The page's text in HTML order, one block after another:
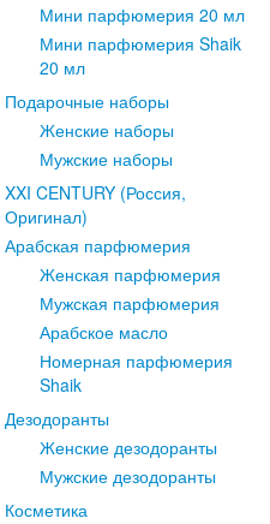
Мини парфюмерия 20 мл
Мини парфюмерия Shaik
20 мл
Подарочные наборы
Женские наборы
Мужские наборы
XXI CENTURY (Россия,
Оригинал)
Арабская парфюмерия
Женская парфюмерия
Мужская парфюмерия
Арабское масло
Номерная парфюмерия
Shaik
Дезодоранты
Женские дезодоранты
Мужские дезодоранты
Косметика